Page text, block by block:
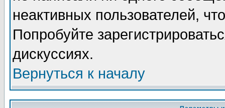
неактивных пользователей,
Попробуйте
дискуссиях.
Вернуться к началу